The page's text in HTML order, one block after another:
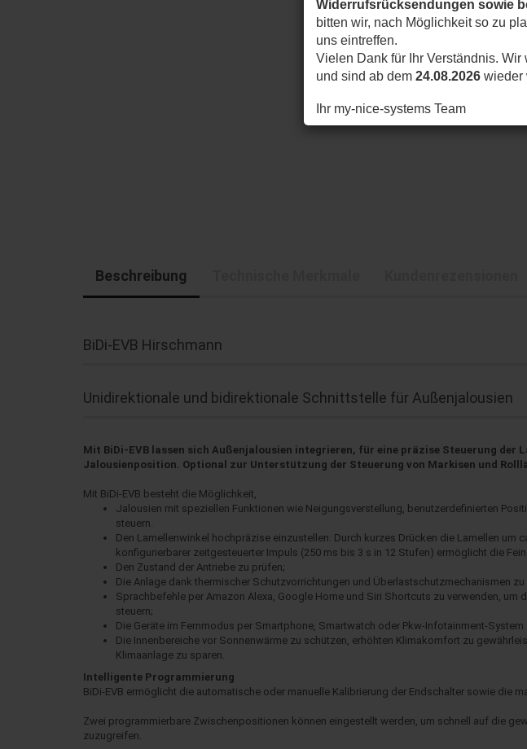
Widerrufsrücksendungen sowie
bitten wir, nach Möglichkeit so zu
uns eintreffen.
Vielen Dank für Ihr Verständnis.
und sind ab dem 24.08.2026 wieder
Ihr my-nice-systems Team
Beschreibung
BiDi-EVB Hirschmann
Unidirektionale und bidirektionale Schnittstelle für Außenjalousien
Mit BiDi-EVB lassen sich Außenjalousien integrieren, für eine präzise Steuerung der
Jalousienposition. Optional zur Unterstützung der Steuerung von Markisen und
Mit BiDi-EVB besteht die Möglichkeit,
Jalousien mit speziellen Funktionen wie Neigungsverstellung, benutzerdefinierten
steuern.
Den Lamellenwinkel hochpräzise einzustellen: Durch kurzes Drücken die Lamellen um
konfigurierbarer zeitgesteuerter Impuls (250 ms bis 3 s in 12 Stufen) ermöglicht die
Den Zustand der Antriebe zu prüfen;
Die Anlage dank thermischer Schutzvorrichtungen und Überlastschutzmechanismen zu
Sprachbefehle per Amazon Alexa, Google Home und Siri Shortcuts zu verwenden, um
steuern;
Die Geräte im Fernmodus per Smartphone, Smartwatch oder Pkw-Infotainment-System
Die Innenbereiche vor Sonnenwärme zu schützen, erhöhten Klimakomfort zu
Klimaanlage zu sparen.
Intelligente Programmierung
BiDi-EVB ermöglicht die automatische oder manuelle Kalibrierung der Endschalter sowie die
Zwei programmierbare Zwischenpositionen können eingestellt werden, um schnell auf die
zuzugreifen.